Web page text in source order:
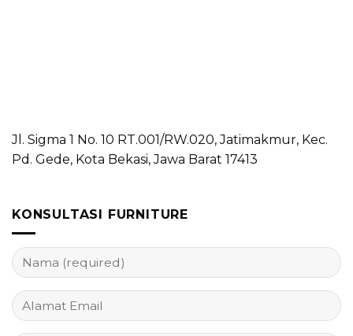
Jl. Sigma 1 No. 10 RT.001/RW.020, Jatimakmur, Kec.
Pd. Gede, Kota Bekasi, Jawa Barat 17413
KONSULTASI FURNITURE